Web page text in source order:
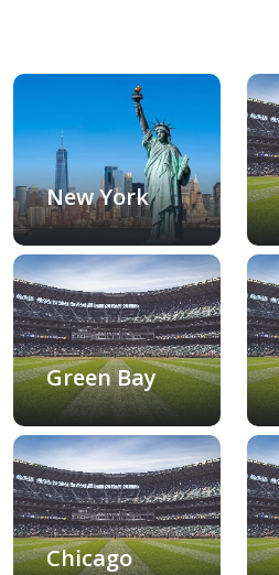
New York
Green Bay
Chicago